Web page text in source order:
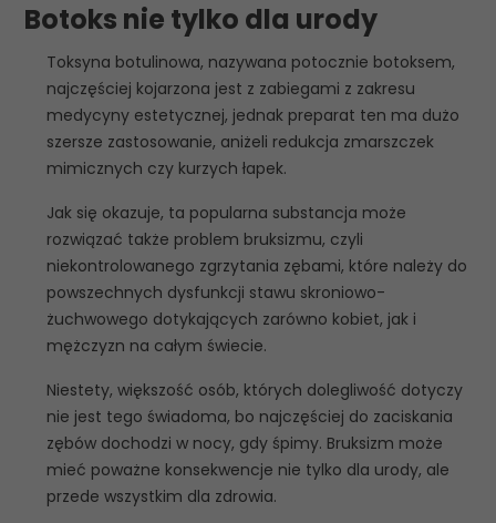
Botoks nie tylko dla urody
Toksyna botulinowa, nazywana potocznie botoksem,
najczęściej kojarzona jest z zabiegami z zakresu
medycyny estetycznej, jednak preparat ten ma dużo
szersze zastosowanie, aniżeli redukcja zmarszczek
mimicznych czy kurzych łapek.
Jak się okazuje, ta popularna substancja może
rozwiązać także problem bruksizmu, czyli
niekontrolowanego zgrzytania zębami, które należy do
powszechnych dysfunkcji stawu skroniowo-
żuchwowego dotykających zarówno kobiet, jak i
mężczyzn na całym świecie.
Niestety, większość osób, których dolegliwość dotyczy
nie jest tego świadoma, bo najczęściej do zaciskania
zębów dochodzi w nocy, gdy śpimy. Bruksizm może
mieć poważne konsekwencje nie tylko dla urody, ale
przede wszystkim dla zdrowia.